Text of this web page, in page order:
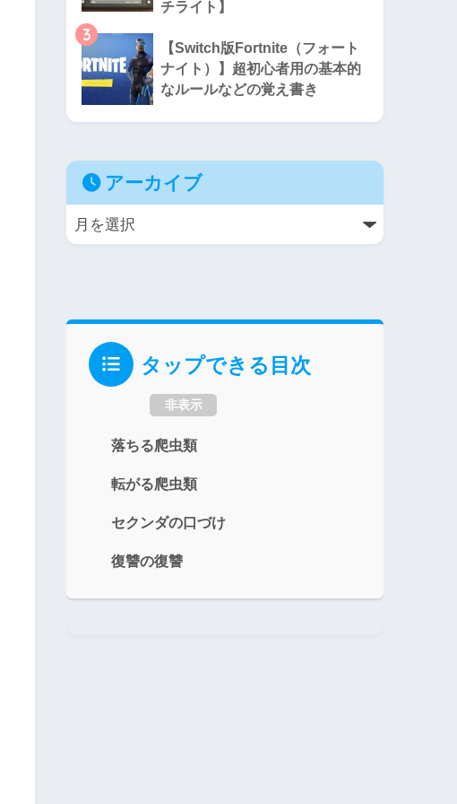
チライト】
3
【Switch版Fortnite（フォート
ナイト）】超初心者用の基本的
なルールなどの覚え書き
アーカイブ
タップできる目次
非表示
落ちる爬虫類
転がる爬虫類
セクンダの口づけ
復讐の復讐